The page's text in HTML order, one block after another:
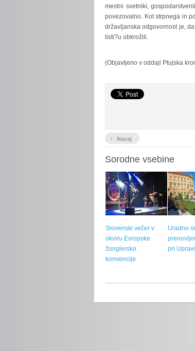
mestni svetniki,
povezovalno. Kot strpnega in
državljanska odgovornost je,
listi?u obkrožili.
(Objavljeno v oddaji Ptujska
‹ Nazaj
Sorodne vsebine
Slovenski večer v
okviru Evropske
žonglerske
konvencije
Uradno
pri